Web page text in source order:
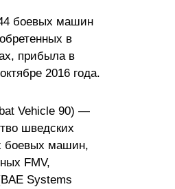
боевых машин
в
прибыла в
2016 года.
Vehicle 90) —
шведских
боевых машин,
FMV,
Systems